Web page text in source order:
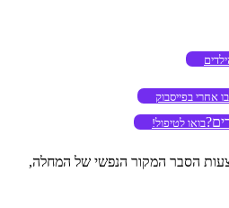
אחרי בפייסבוק
בואו לטיפול!
הסבר המקור הנפשי של המחלה,